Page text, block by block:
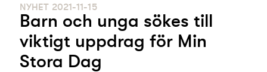
NYHET 2021-11-15
Barn och unga sökes till
viktigt uppdrag för Min
Stora Dag